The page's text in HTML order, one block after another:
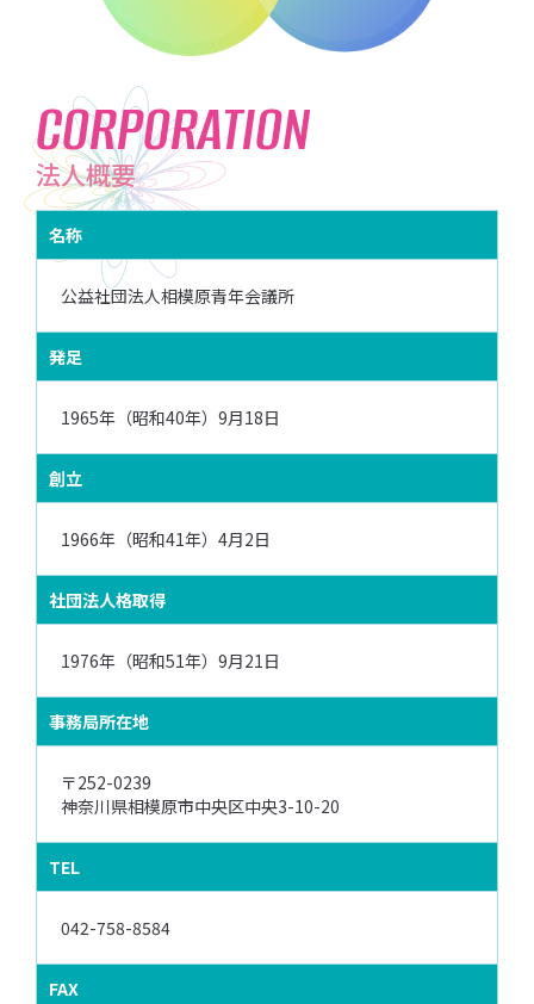
CORPORATION
法人概要
名称
公益社団法人相模原青年会議所
発足
1965年（昭和40年）9月18日
創立
1966年（昭和41年）4月2日
社団法人格取得
1976年（昭和51年）9月21日
事務局所在地
〒252-0239
神奈川県相模原市中央区中央3-10-20
TEL
042-758-8584
FAX